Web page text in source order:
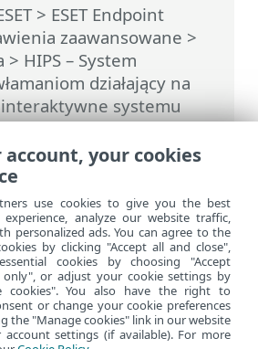
> ESET Endpoint
zaawansowane >
> HIPS – System
działający na
systemu
potencjalne zachowanie
wymuszającego okup
internetową dla
account, your cookies
use cookies to give you the best
analyze our website traffic,
personalized ads. You can agree to the
by clicking "Accept all and close",
cookies by choosing "Accept
only", or adjust your cookie settings by
cookies". You also have the right to
or change your cookie preferences
the "Manage cookies" link in our website
settings (if available). For more